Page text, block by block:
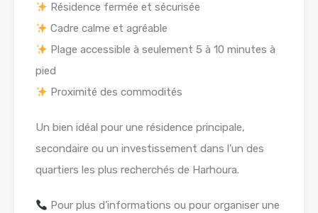
Résidence fermée et sécurisée
Cadre calme et agréable
Plage accessible à seulement 5 à 10 minutes à
pied
Proximité des commodités
Un bien idéal pour une résidence principale,
secondaire ou un investissement dans l’un des
quartiers les plus recherchés de Harhoura.
Pour plus d’informations ou pour organiser une